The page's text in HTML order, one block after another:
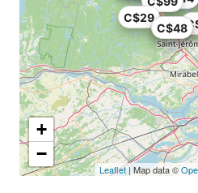
C$29
C$32
C$48
+
−
Leaflet| Map data ©